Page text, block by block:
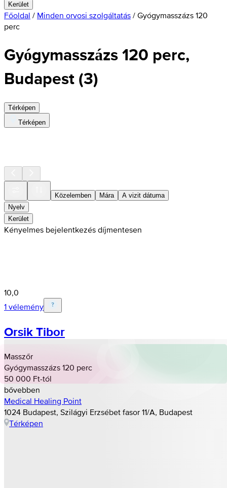
Kerület
Főoldal / Minden orvosi szolgáltatás / Gyógymasszázs 120
perc
Gyógymasszázs 120 perc,
Budapest(3)
Térképen
Térképen
Közelemben Mára
A vizit dátuma
Nyelv
Kerület
Kényelmes bejelentkezés díjmentesen
10,0
1 vélemény
Orsik Tibor
Masszőr
Gyógymasszázs 120 perc
50 000 Ft-tól
bővebben
Medical Healing Point
1024 Budapest, Szilágyi Erzsébet fasor 11/A, Budapest
Térképen